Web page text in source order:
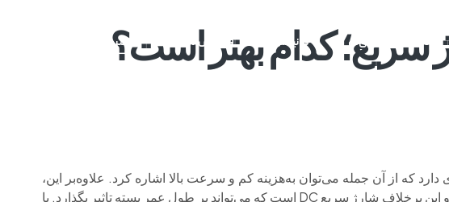
خانه ام وی ام فونیکس فونیکس NEV اکستریم
سریع؛ کدام بهتر است؟
که از آن جمله می‌توان به‌هزینه کم و سرعت بالا اشاره کرد. علاوه‌بر این،
بسته باتری هنگام تعویض به‌سرعت خراب نمی‌شود و این برخلاف شارژ سریع DC است که می‌تواند بر طول عمر بسته تاثیر بگذارد. با